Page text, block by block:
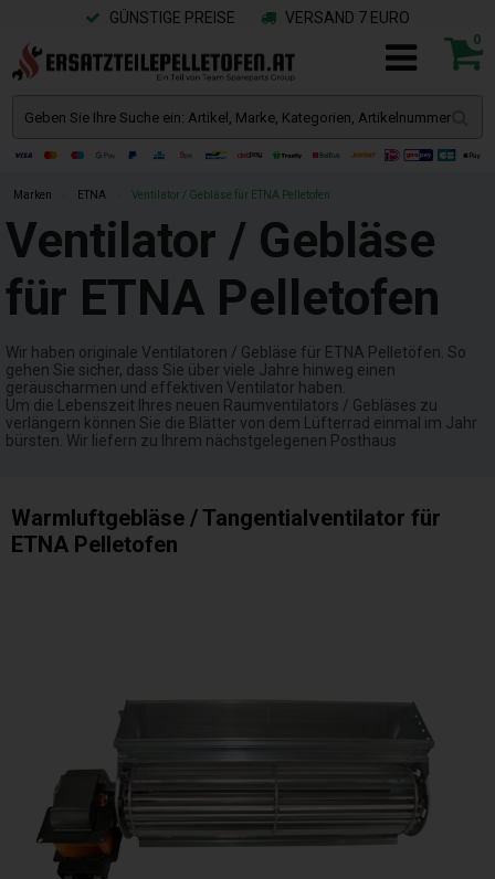
GÜNSTIGE PREISE VERSAND 7 EURO
0
Marken ETNA Ventilator / Gebläse für ETNA Pelletofen
Ventilator / Gebläse
für ETNA Pelletofen
Wir haben originale Ventilatoren / Gebläse für ETNA Pelletöfen. So
gehen Sie sicher, dass Sie über viele Jahre hinweg einen
geräuscharmen und effektiven Ventilator haben.
Um die Lebenszeit Ihres neuen Raumventilators / Gebläses zu
verlängern können Sie die Blätter von dem Lüfterrad einmal im Jahr
bürsten. Wir liefern zu Ihrem nächstgelegenen Posthaus
Warmluftgebläse / Tangentialventilator für
ETNA Pelletofen